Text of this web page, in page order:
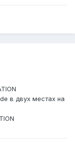
в двух местах на